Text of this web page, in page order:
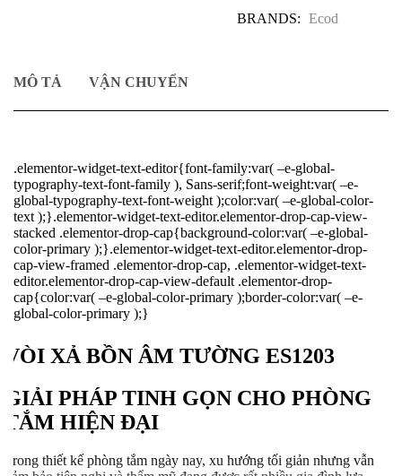
BRANDS: Ecod
MÔ TẢ VẬN CHUYỂN
.elementor-widget-text-editor{font-family:var( –e-global-
typography-text-font-family ), Sans-serif;font-weight:var( –e-
global-typography-text-font-weight );color:var( –e-global-color-
text );}.elementor-widget-text-editor.elementor-drop-cap-view-
stacked .elementor-drop-cap{background-color:var( –e-global-
color-primary );}.elementor-widget-text-editor.elementor-drop-
cap-view-framed .elementor-drop-cap, .elementor-widget-text-
editor.elementor-drop-cap-view-default .elementor-drop-
cap{color:var( –e-global-color-primary );border-color:var( –e-
global-color-primary );}
VÒI XẢ BỒN ÂM TƯỜNG ES1203
GIẢI PHÁP TINH GỌN CHO PHÒNG
TẮM HIỆN ĐẠI
Trong thiết kế phòng tắm ngày nay, xu hướng tối giản nhưng vẫn